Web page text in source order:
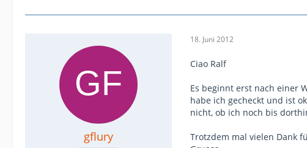
gflury
18. Juni 2012
Ciao Ralf
Es beginnt erst nach einer
habe ich gecheckt und ist
nicht, ob ich noch bis
Trotzdem mal vielen Dank